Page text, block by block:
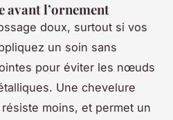
avant l’ornement
doux, surtout si vos
un soin sans
pour éviter les nœuds
Une chevelure
moins, et permet un